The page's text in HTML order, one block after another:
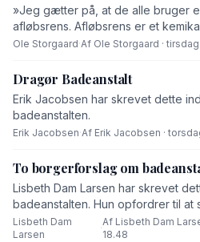
»Jeg gætter på, at de alle bruger
afløbsrens. Afløbsrens er et
end fabrikanten ved hvad består
Ole Storgaard·Af Ole Storgaard ·
Dragør Badeanstalt
Erik Jacobsen har skrevet dette
badeanstalten.
Erik Jacobsen·Af Erik Jacobsen ·
To borgerforslag om
Lisbeth Dam Larsen har skrevet
badeanstalten. Hun opfordrer til at
borgerforslag.
Lisbeth Dam
Larsen
·
Af Lisbeth Dam
18.48